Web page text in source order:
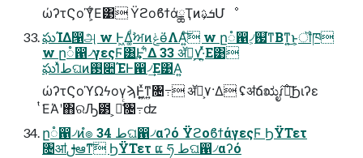
ώʔτϚοϓ͕͋Ε͹ ΫϩοϐϯάྖҬͷܭࢉ͕Մೳ
ఘΊΔ൑அ w Ͱ͖Δ͚ͩࣸਅͷݟӫ͑ΛΑ͍ͨ͘͠ w ը૾഑৴͕஗͘ͳΒͳ͍͜ͱ͕ॏཁ
w ը૾഑৴γεςϜ͸͢Ͱʹ͋Δ 33 ॲཧ͕٧·͍ͬͯΕ͹
ఘΊͯطଘͷ࢓૊ΈͰ഑৴͢Ε͹Α͍
ώʔτϚοϓΩϟογϡͰ͖͍ͯͳ͍৔߹ ॲཧ͕٧·Δ ʢॳճಋೖ࣌ɾ৽͍͠Ϧιʔε
ͭ͘ΕΆʹ΋ରԠ౳ ͕૿͑ͨ৔߹ʣ
ը૾഑৴ͷํ๏ 34 طଘ഑৴αʔό ΫϩοϐϯάγεςϜ ϦΫΤετ
৔ॴࢦఆͳ͠ ϦΫΤετ ແ ཧ طଘ഑৴αʔό